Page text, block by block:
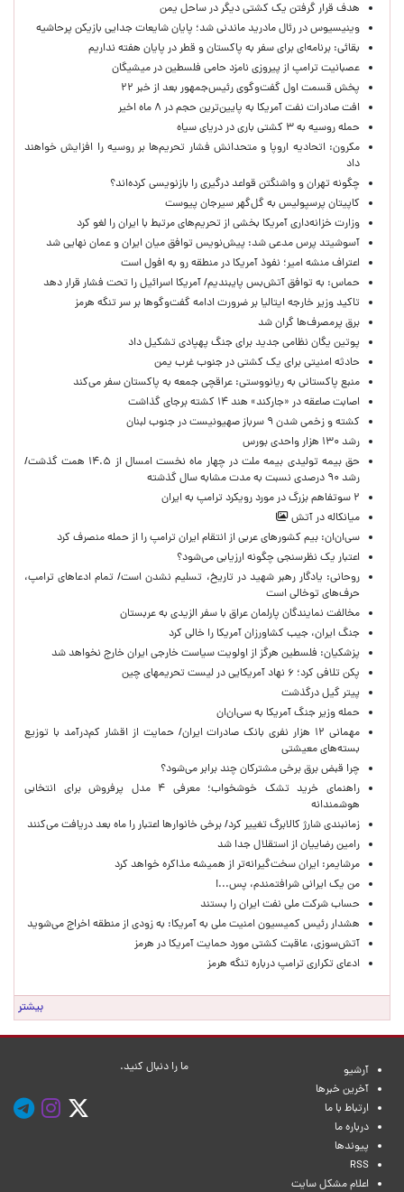
هدف قرار گرفتن یک کشتی دیگر در ساحل یمن
وینیسیوس در رئال مادرید ماندنی شد؛ پایان شایعات جدایی بازیکن پرحاشیه
بقائی: برنامه‌ای برای سفر به پاکستان و قطر در پایان هفته نداریم
عصبانیت ترامپ از پیروزی نامزد حامی فلسطین در میشیگان
پخش قسمت اول گفت‌وگوی رئیس‌جمهور بعد از خبر ۲۲
افت صادرات نفت آمریکا به پایین‌ترین حجم در ۸ ماه اخیر
حمله روسیه به ۳ کشتی باری در دریای سیاه
مکرون: اتحادیه اروپا و متحدانش فشار تحریم‌ها بر روسیه را افزایش خواهند
داد
چگونه تهران و واشنگتن قواعد درگیری را بازنویسی کرده‌اند؟
کاپیتان پرسپولیس به گل‌گهر سیرجان پیوست
وزارت خزانه‌داری آمریکا بخشی از تحریم‌های مرتبط با ایران را لغو کرد
آسوشیتد پرس مدعی شد: پیش‌نویس توافق میان ایران و عمان نهایی شد
اعتراف منشه امیر؛ نفوذ آمریکا در منطقه رو به افول است
حماس: به توافق آتش‌بس پایبندیم/ آمریکا اسرائیل را تحت فشار قرار دهد
تاکید وزیر خارجه ایتالیا بر ضرورت ادامه گفت‌وگوها بر سر تنگه هرمز
برق پرمصرف‌ها گران شد
پوتین یگان نظامی جدید برای جنگ پهپادی تشکیل داد
حادثه امنیتی برای یک کشتی در جنوب غرب یمن
منبع پاکستانی به ریانووستی: عراقچی جمعه به پاکستان سفر می‌کند
اصابت صاعقه در «جارکند» هند ۱۴ کشته برجای گذاشت
کشته و زخمی شدن ۹ سرباز صهیونیست در جنوب لبنان
رشد ۱۳۰ هزار واحدی بورس
حق بیمه تولیدی بیمه ملت در چهار ماه نخست امسال از ۱۴.۵ همت گذشت/
رشد ۹۰ درصدی نسبت به مدت مشابه سال گذشته
۲ سوتفاهم بزرگ در مورد رویکرد ترامپ به ایران
میانکاله در آتش
سی‌ان‌ان: بیم کشورهای عربی از انتقام ایران ترامپ را از حمله منصرف کرد
اعتبار یک نظرسنجی چگونه ارزیابی می‌شود؟
روحانی: یادگار رهبر شهید در تاریخ، تسلیم نشدن است/ تمام ادعاهای ترامپ،
حرف‌های توخالی است
مخالفت نمایندگان پارلمان عراق با سفر الزیدی به عربستان
جنگ ایران، جیب کشاورزان آمریکا را خالی کرد
پزشکیان: فلسطین هرگز از اولویت سیاست خارجی ایران خارج نخواهد شد
پکن تلافی کرد؛ ۶ نهاد آمریکایی در لیست تحریمهای چین
پیتر گیل درگذشت
حمله وزیر جنگ آمریکا به سی‌ان‌ان
مهمانی ۱۲ هزار نفری بانک صادرات ایران/ حمایت از اقشار کم‌درآمد با توزیع
بسته‌های معیشتی
چرا قبض برق برخی مشترکان چند برابر می‌شود؟
راهنمای خرید تشک خوشخواب؛ معرفی ۴ مدل پرفروش برای انتخابی
هوشمندانه
زمانبندی شارژ کالابرگ تغییر کرد/ برخی خانوارها اعتبار را ماه بعد دریافت می‌کنند
رامین رضاییان از استقلال جدا شد
مرشایمر: ایران سخت‌گیرانه‌تر از همیشه مذاکره خواهد کرد
من یک ایرانی شرافتمندم، پس...!
حساب‌ شرکت ملی نفت ایران را بستند
هشدار رئیس کمیسیون امنیت ملی به آمریکا: به زودی از منطقه اخراج می‌شوید
آتش‌سوزی، عاقبت کشتی مورد حمایت آمریکا در هرمز
ادعای تکراری ترامپ درباره تنگه هرمز
بیشتر
آرشیو
آخرین خبرها
ارتباط با ما
درباره ما
پیوندها
RSS
اعلام مشکل سایت
ما را دنبال کنید.